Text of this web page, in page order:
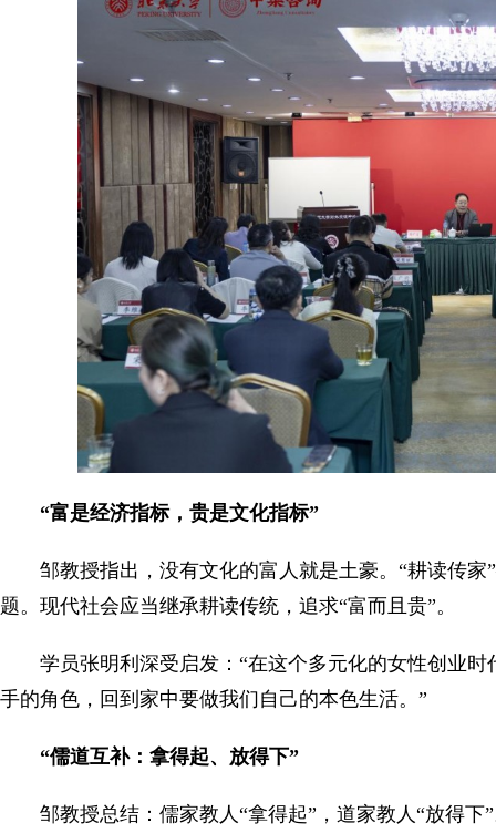
“富是经济指标，贵是文化指标”
邹教授指出，没有文化的富人就是土豪。“耕读传
题。现代社会应当继承耕读传统，追求“富而且贵”。
学员张明利深受启发：“在这个多元化的女性创业
手的角色，回到家中要做我们自己的本色生活。”
“儒道互补：拿得起、放得下”
邹教授总结：儒家教人“拿得起”，道家教人“放得